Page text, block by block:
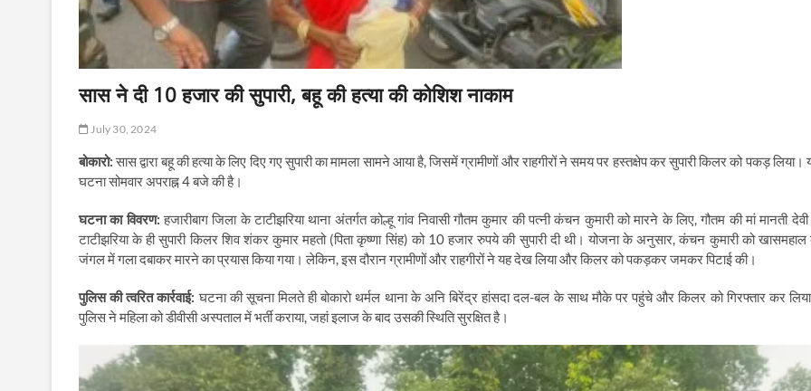
सास ने दी 10 हजार की सुपारी, बहू की हत्या की कोशिश नाकाम
July 30, 2024
बोकारो:सास द्वारा बहू की हत्या के लिए दिए गए सुपारी का मामला सामने आया है, जिसमें ग्रामीणों और राहगीरों ने समय पर हस्तक्षेप कर सुपारी किलर को पकड़ लिया।
घटना सोमवार अपराह्न 4 बजे की है।
घटना का विवरण: हजारीबाग जिला के टाटीझरिया थाना अंतर्गत कोल्हू गांव निवासी गौतम कुमार की पत्नी कंचन कुमारी को मारने के लिए, गौतम की मां मानती
टाटीझरिया के ही सुपारी किलर शिव शंकर कुमार महतो (पिता कृष्णा सिंह) को 10 हजार रुपये की सुपारी दी थी। योजना के अनुसार, कंचन कुमारी को
जंगल में गला दबाकर मारने का प्रयास किया गया। लेकिन, इस दौरान ग्रामीणों और राहगीरों ने यह देख लिया और किलर को पकड़कर जमकर पिटाई की।
पुलिस की त्वरित कार्रवाई: घटना की सूचना मिलते ही बोकारो थर्मल थाना के अनि बिरेंद्र हांसदा दल-बल के साथ मौके पर पहुंचे और किलर को गिरफ्तार कर
पुलिस ने महिला को डीवीसी अस्पताल में भर्ती कराया, जहां इलाज के बाद उसकी स्थिति सुरक्षित है।